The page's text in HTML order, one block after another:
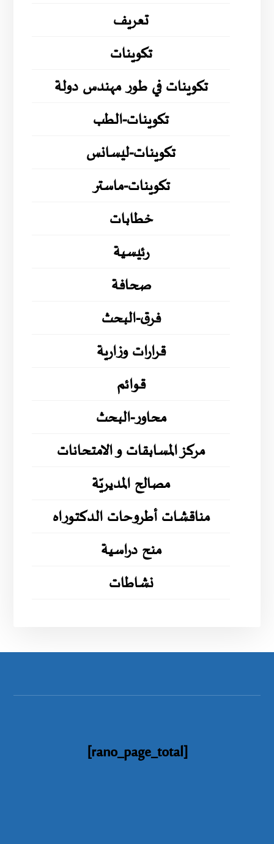
تعريف
تكوينات
تكوينات في طور مهندس دولة
تكوينات-الطب
تكوينات-ليسانس
تكوينات-ماستر
خطابات
رئيسية
صحافة
فرق-البحث
قرارات وزارية
قوائم
محاور-البحث
مركز المسابقات و الامتحانات
مصالح المديريّة
مناقشات أطروحات الدكتوراه
منح دراسية
نشاطات
[rano_page_total]